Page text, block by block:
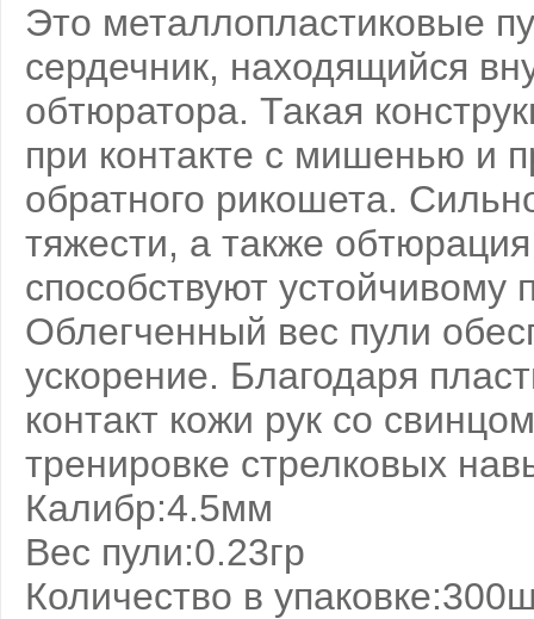
Это металлопластиковые
сердечник, находящийся
обтюратора. Такая
при контакте с мишенью и
обратного рикошета.
тяжести, а также
способствуют устойчивому
Облегченный вес пули
ускорение. Благодаря
контакт кожи рук со
тренировке стрелковых
Калибр:4.5мм
Вес пули:0.23гр
Количество в